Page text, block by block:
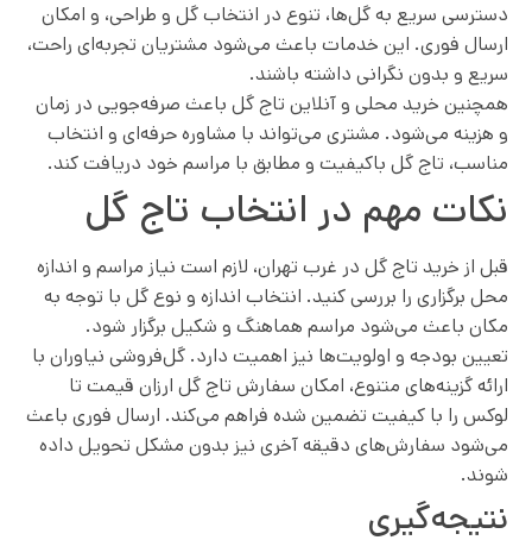
دسترسی سریع به گل‌ها، تنوع در انتخاب گل و طراحی، و امکان
ارسال فوری. این خدمات باعث می‌شود مشتریان تجربه‌ای راحت،
سریع و بدون نگرانی داشته باشند.
همچنین خرید محلی و آنلاین تاج گل باعث صرفه‌جویی در زمان
و هزینه می‌شود. مشتری می‌تواند با مشاوره حرفه‌ای و انتخاب
مناسب، تاج گل باکیفیت و مطابق با مراسم خود دریافت کند.
نکات مهم در انتخاب تاج گل
قبل از خرید تاج گل در غرب تهران، لازم است نیاز مراسم و اندازه
محل برگزاری را بررسی کنید. انتخاب اندازه و نوع گل با توجه به
مکان باعث می‌شود مراسم هماهنگ و شکیل برگزار شود.
تعیین بودجه و اولویت‌ها نیز اهمیت دارد. گل‌فروشی نیاوران با
ارائه گزینه‌های متنوع، امکان سفارش تاج گل ارزان قیمت تا
لوکس را با کیفیت تضمین شده فراهم می‌کند. ارسال فوری باعث
می‌شود سفارش‌های دقیقه آخری نیز بدون مشکل تحویل داده
شوند.
نتیجه‌گیری